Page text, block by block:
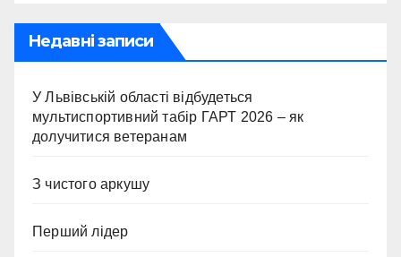
Недавні записи
У Львівській області відбудеться
мультиспортивний табір ГАРТ 2026 – як
долучитися ветеранам
З чистого аркушу
Перший лідер